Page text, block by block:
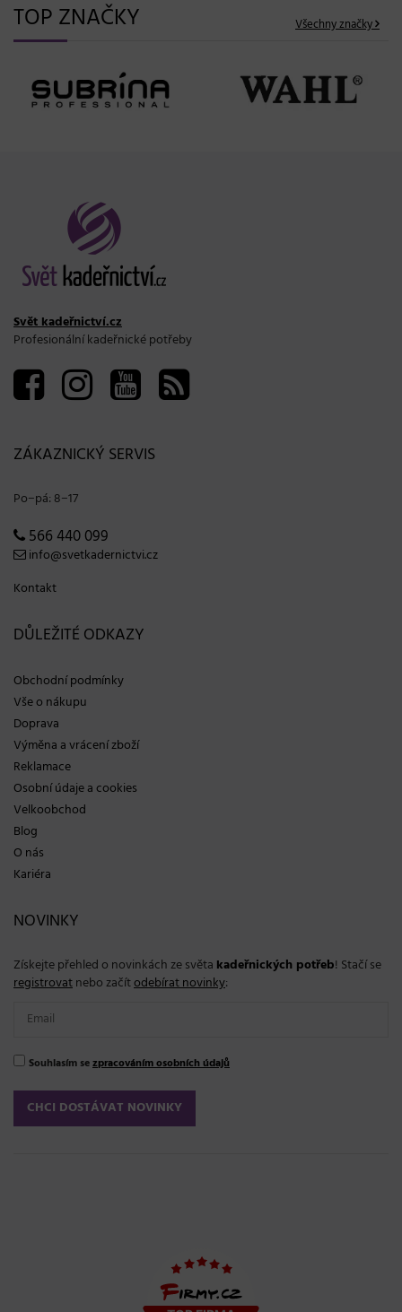
TOP ZNAČKY Všechny značky
Svět kadeřnictví.cz
Profesionální kadeřnické potřeby
ZÁKAZNICKÝ SERVIS
Po−pá: 8−17
566 440 099
info@svetkadernictvi.cz
Kontakt
DŮLEŽITÉ ODKAZY
Obchodní podmínky
Vše o nákupu
Doprava
Výměna a vrácení zboží
Reklamace
Osobní údaje a cookies
Velkoobchod
Blog
O nás
Kariéra
NOVINKY
Získejte přehled o novinkách ze světa kadeřnických potřeb! Stačí se
registrovatnebo začítodebírat novinky:
Souhlasím sezpracováním osobních údajů